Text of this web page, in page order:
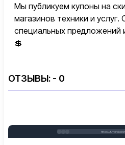
Мы публикуем купоны на
магазинов техники и услуг.
специальных предложений
💲
ОТЗЫВЫ: - 0
https://t.me/